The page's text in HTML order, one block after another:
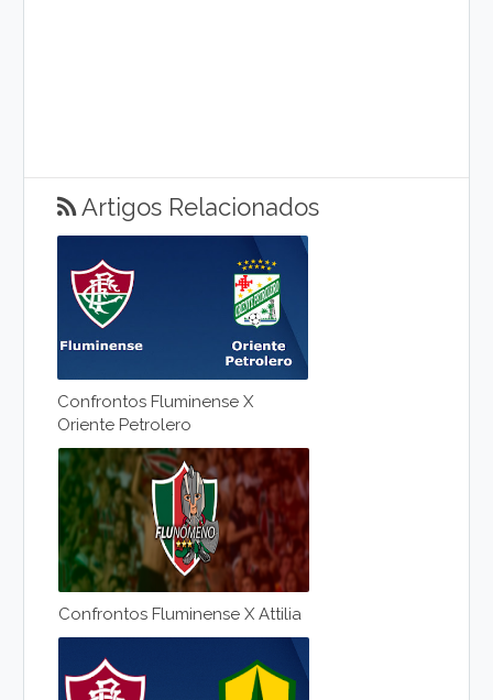
Artigos Relacionados
Confrontos Fluminense X
Oriente Petrolero
Confrontos Fluminense X Attilia